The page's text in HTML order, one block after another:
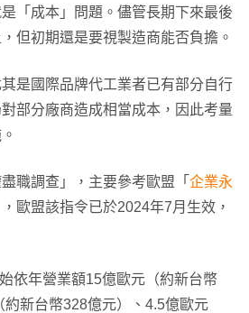
「成本」問題。儘管長期下來最後
但初期還是要視製造商能否負擔。
是國際品牌代工業者已有部分自行
部分廠商造成相當成本，因此考量
職調查」，主要參考歐盟「 企業永
，歐盟該指令已於2024年7月生效，
依年營業額15億歐元（約新台幣
新台幣328億元）、4.5億歐元